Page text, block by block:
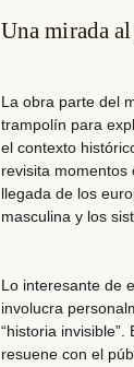
Una mirada
La obra parte del
trampolín para
el contexto
revisita momentos
llegada de los
masculina y los
Lo interesante de
involucra
“historia
resuene con el